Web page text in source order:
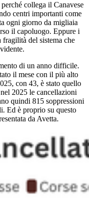
collega il Canavese
centri importanti come
ogni giorno da migliaia
il capoluogo. Eppure i
fragilità del sistema che
di un anno difficile.
il mese con il più alto
con 43, è stato quello
2025 le cancellazioni
quindi 815 soppressioni
Ed è proprio su questo
da Avetta.